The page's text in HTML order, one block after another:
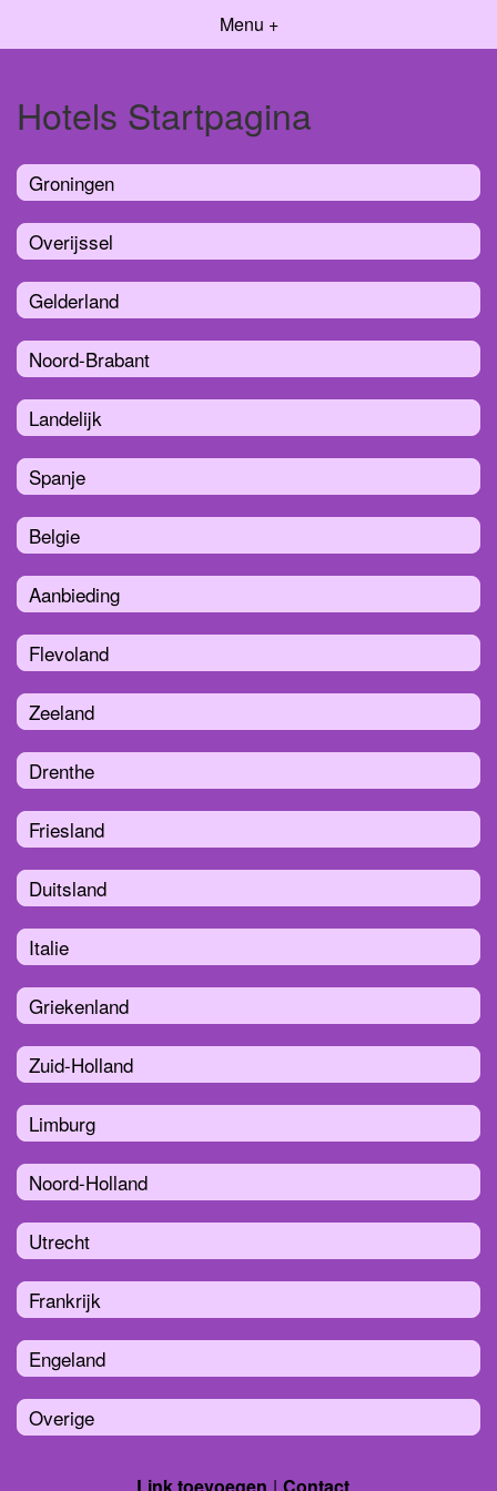
Menu +
Hotels Startpagina
Groningen
Overijssel
Gelderland
Noord-Brabant
Landelijk
Spanje
Belgie
Aanbieding
Flevoland
Zeeland
Drenthe
Friesland
Duitsland
Italie
Griekenland
Zuid-Holland
Limburg
Noord-Holland
Utrecht
Frankrijk
Engeland
Overige
Link toevoegen Contact